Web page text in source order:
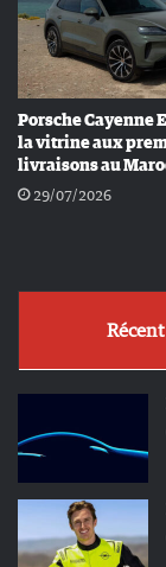
Porsche Cayenne
la vitrine aux
livraisons au
29/07/2026
Récent